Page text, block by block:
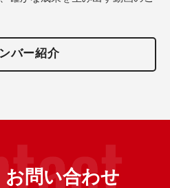
バー紹介
お問い合わせ